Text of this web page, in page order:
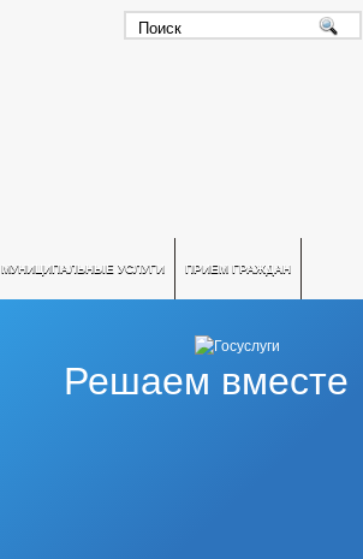
МУНИЦИПАЛЬНЫЕ УСЛУГИ ПРИЕМ ГРАЖДАН
Решаем вместе